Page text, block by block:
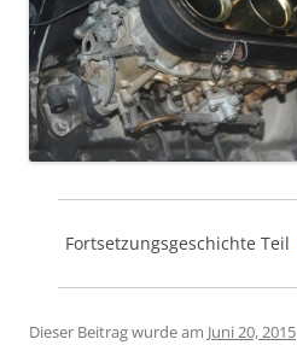
Fortsetzungsgeschichte Teil
Dieser Beitrag wurde am Juni 20, 2015